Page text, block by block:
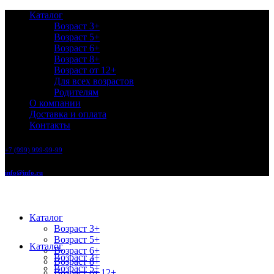
Каталог
Возраст 3+
Возраст 5+
Возраст 6+
Возраст 8+
Возраст от 12+
Для всех возрастов
Родителям
О компании
Доставка и оплата
Контакты
+7 (999) 999-99-99
info@info.ru
Каталог
Возраст 3+
Возраст 5+
Возраст 6+
Возраст 8+
Каталог
Возраст 3+
Возраст 5+